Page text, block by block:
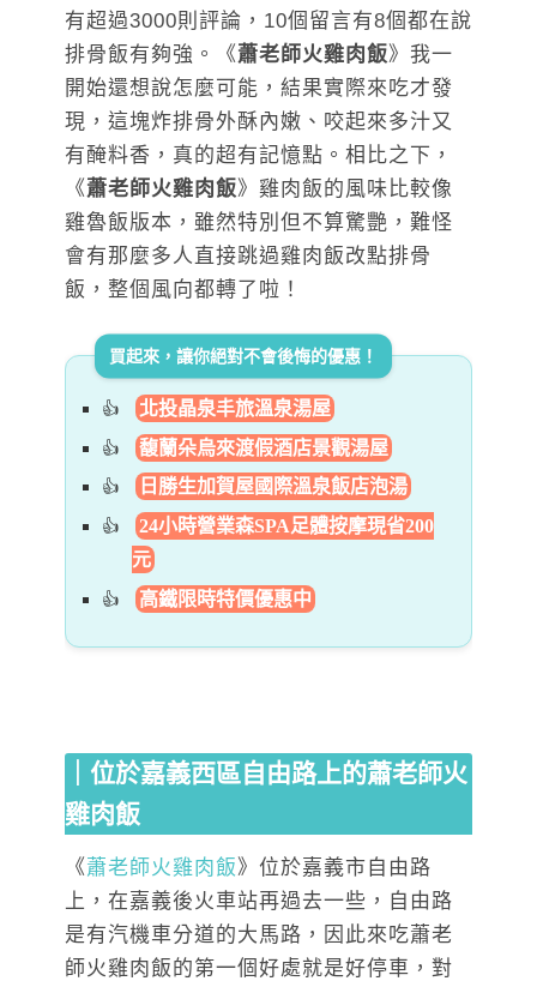
有超過3000則評論，10個留言有8個都在說
排骨飯有夠強。《蕭老師火雞肉飯》我一
開始還想說怎麼可能，結果實際來吃才發
現，這塊炸排骨外酥內嫩、咬起來多汁又
有醃料香，真的超有記憶點。相比之下，
《蕭老師火雞肉飯》雞肉飯的風味比較像
雞魯飯版本，雖然特別但不算驚艷，難怪
會有那麼多人直接跳過雞肉飯改點排骨
飯，整個風向都轉了啦！
買起來，讓你絕對不會後悔的優惠！
北投晶泉丰旅溫泉湯屋
馥蘭朵烏來渡假酒店景觀湯屋
日勝生加賀屋國際溫泉飯店泡湯
24小時營業森SPA足體按摩現省200
元
高鐵限時特價優惠中
｜位於嘉義西區自由路上的蕭老師火
雞肉飯
《蕭老師火雞肉飯》 位於嘉義市自由路
上，在嘉義後火車站再過去一些，自由路
是有汽機車分道的大馬路，因此來吃蕭老
師火雞肉飯的第一個好處就是好停車，對